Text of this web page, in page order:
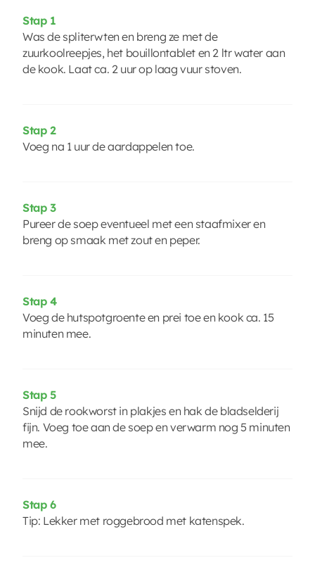
Stap 1
Was de spliterwten en breng ze met de
zuurkoolreepjes, het bouillontablet en 2 ltr water aan
de kook. Laat ca. 2 uur op laag vuur stoven.
Stap 2
Voeg na 1 uur de aardappelen toe.
Stap 3
Pureer de soep eventueel met een staafmixer en
breng op smaak met zout en peper.
Stap 4
Voeg de hutspotgroente en prei toe en kook ca. 15
minuten mee.
Stap 5
Snijd de rookworst in plakjes en hak de bladselderij
fijn. Voeg toe aan de soep en verwarm nog 5 minuten
mee.
Stap 6
Tip: Lekker met roggebrood met katenspek.